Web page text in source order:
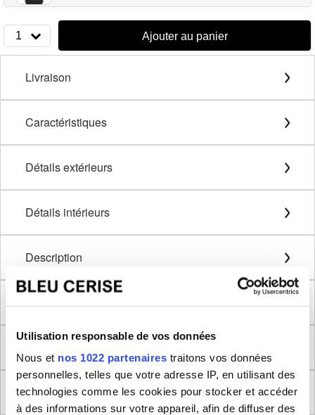
Utilisation responsable de vos données
Nous et nos 1022 partenaires traitons vos données
personnelles, telles que votre adresse IP, en utilisant des
technologies comme les cookies pour stocker et accéder
à des informations sur votre appareil, afin de diffuser des
1 Ajouter au panier
Livraison
Caractéristiques
Détails extérieurs
Détails intérieurs
Description
Méthode de mesure
Dimensions produit
Retour